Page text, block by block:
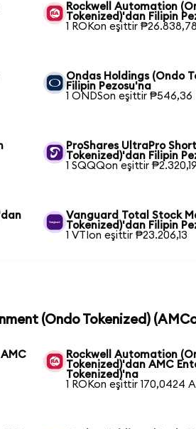
Rockwell Automation
Tokenized)'dan Filipin
1 ROKon eşittir ₱26.838,78
Ondas Holdings (Ondo
Filipin Pezosu'na
1 ONDSon eşittir ₱546,36
ProShares UltraPro
Tokenized)'dan Filipin
1 SQQQon eşittir ₱2.320,19
Vanguard Total Stock
Tokenized)'dan Filipin
1 VTIon eşittir ₱23.206,13
(Ondo Tokenized)
Rockwell Automation
Tokenized)'dan AMC
Tokenized)'na
1 ROKon eşittir 170,0424